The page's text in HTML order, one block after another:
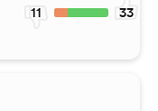
11 33